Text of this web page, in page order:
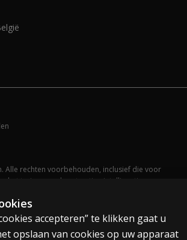
Alle rechten voorbehouden, inclusief die voor
het trainen van kunstmatige intelligentie en
accepteren” te klikken gaat u
opslaan van cookies op uw apparaat